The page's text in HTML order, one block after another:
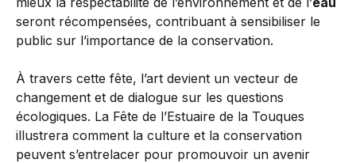
seront récompensées, contribuant à sensibiliser le
public sur l’importance de la conservation.
À travers cette fête, l’art devient un vecteur de
changement et de dialogue sur les questions
écologiques. La Fête de l’Estuaire de la Touques
illustrera comment la culture et la conservation
peuvent s’entrelacer pour promouvoir un avenir